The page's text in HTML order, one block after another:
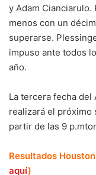
y Adam
menos con un
superarse.
impuso ante todos
año.
La tercera fecha del
realizará el próximo
partir de las 9
Resultados
aquí)